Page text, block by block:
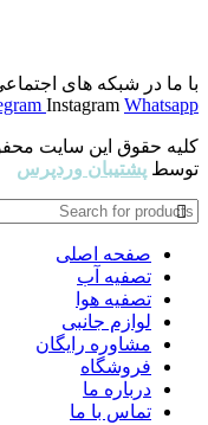
با ما در شبکه های
Instagram Whatsapp
کلیه حقوق این سایت
توسط پشتیبان وردپرس
صفحه اصلی
تصفیه آب
تصفیه هوا
لوازم جانبی
مشاوره رایگان
فروشگاه
درباره ما
تماس با ما